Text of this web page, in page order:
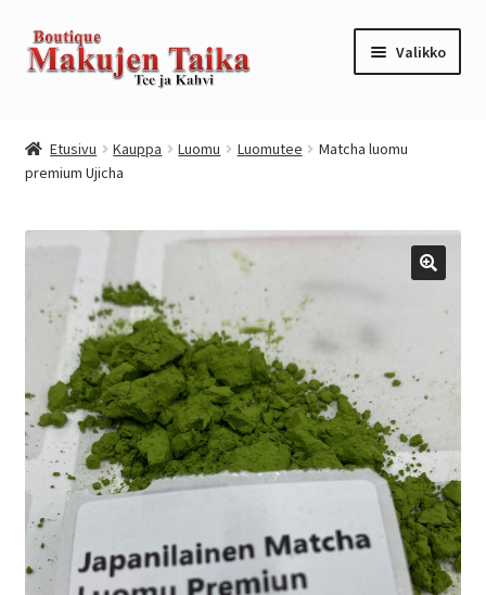
Siirry
navigointiin
Siirry
sisältöön
Valikko
Kanta-asiakkuusohjelma / loyalty program
Kassa
Kauppa
Oma tili
Ostoskori
Tilaus- ja sopimusehdot
Yrityksille
Etusivu Kauppa Luomu Luomutee
Matcha luomu
premium Ujicha